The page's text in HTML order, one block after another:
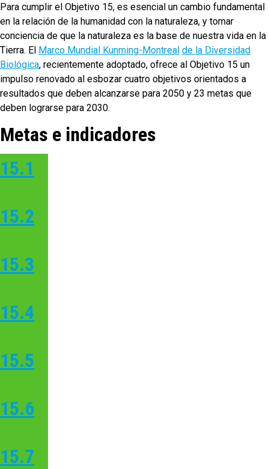
Para cumplir el Objetivo 15, es esencial un cambio fundamental
en la relación de la humanidad con la naturaleza, y tomar
conciencia de que la naturaleza es la base de nuestra vida en la
Tierra. El Marco Mundial Kunming-Montreal de la Diversidad
Biológica, recientemente adoptado, ofrece al Objetivo 15 un
impulso renovado al esbozar cuatro objetivos orientados a
resultados que deben alcanzarse para 2050 y 23 metas que
deben lograrse para 2030.
Metas e indicadores
15.1
15.2
15.3
15.4
15.5
15.6
15.7